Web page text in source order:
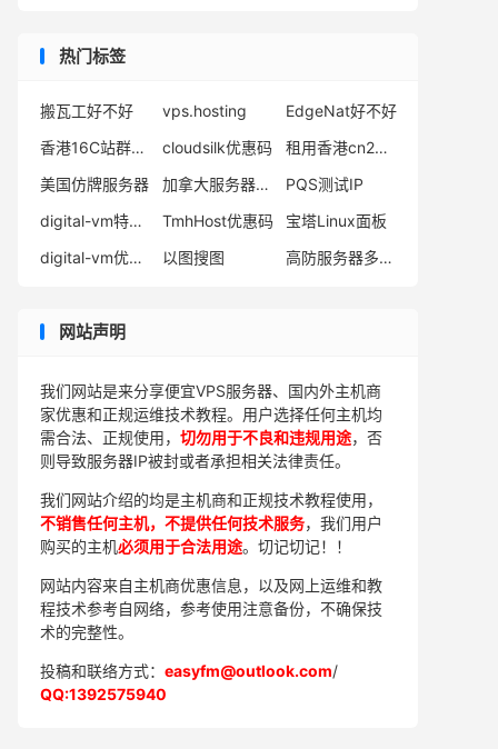
热门标签
搬瓦工好不好 vps.hosting
EdgeNat好不好
香港16C站群服务器
cloudsilk优惠码
租用香港cn2站群
美国仿牌服务器
加拿大服务器租用
PQS测试IP
digital-vm特价vps
TmhHost优惠码
宝塔Linux面板
digital-vm优惠卷
以图搜图 高防服务器多少钱
网站声明
我们网站是来分享便宜VPS服务器、国内外主机商
家优惠和正规运维技术教程。用户选择任何主机均
需合法、正规使用， 切勿用于不良和违规用途，否
则导致服务器IP被封或者承担相关法律责任。
我们网站介绍的均是主机商和正规技术教程使用，
不销售任何主机，不提供任何技术服务，我们用户
购买的主机必须用于合法用途。切记切记！！
网站内容来自主机商优惠信息，以及网上运维和教
程技术参考自网络，参考使用注意备份，不确保技
术的完整性。
投稿和联络方式： easyfm@outlook.com/
QQ:1392575940